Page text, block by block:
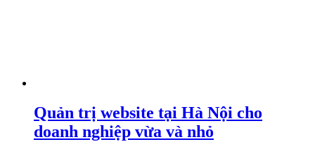
Quản trị website tại Hà Nội cho
doanh nghiệp vừa và nhỏ